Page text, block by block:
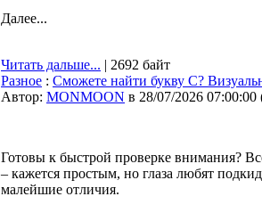
Далее...
Читать дальше... | 2692 байт
Разное : Сможете найти букву C?
Автор: MONMOON в 28/07/2026 07:00:00
Готовы к быстрой проверке внимания?
– кажется простым, но глаза любят
малейшие отличия.